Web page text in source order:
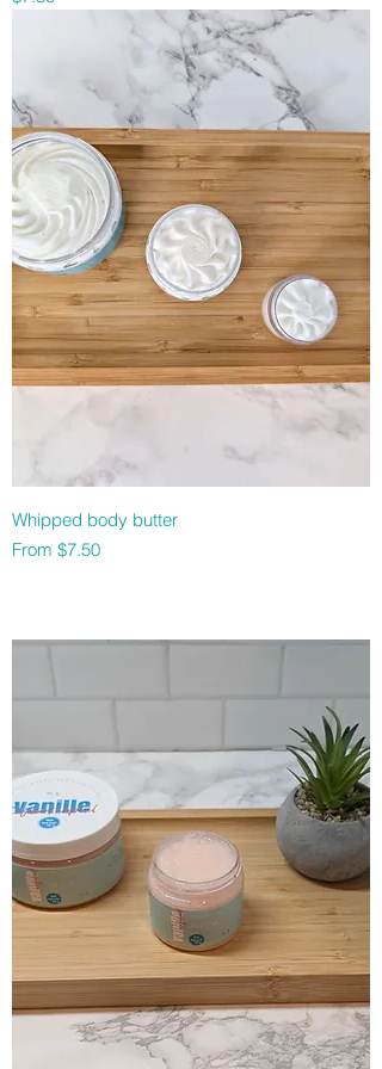
Whipped body butter
From $7.50
Sale Price